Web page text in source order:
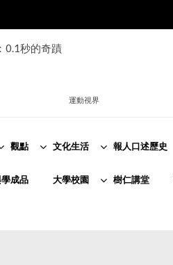
0.1秒的奇蹟
運動視界
觀點 文化生活 報人口述歷史
成品 大學校園 樹仁講堂